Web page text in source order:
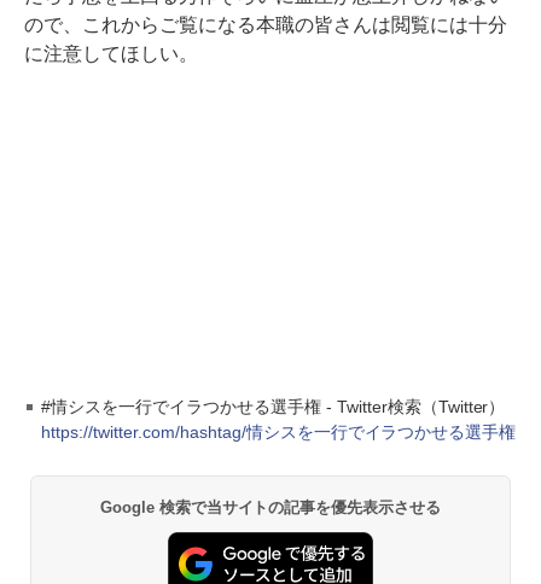
ので、これからご覧になる本職の皆さんは閲覧には十分
に注意してほしい。
#情シスを一行でイラつかせる選手権 - Twitter検索（Twitter）
https://twitter.com/hashtag/情シスを一行でイラつかせる選手権
Google 検索で当サイトの記事を優先表示させる